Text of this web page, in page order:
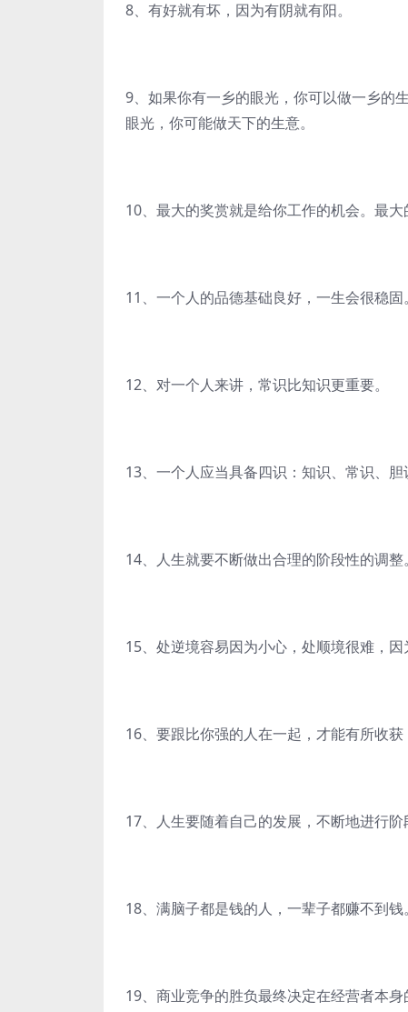
8、有好就有坏，因为有阴就有阳。
9、如果你有一乡的眼光，你可以做一乡的
眼光，你可能做天下的生意。
10、最大的奖赏就是给你工作的机会。最
11、一个人的品德基础良好，一生会很稳固。
12、对一个人来讲，常识比知识更重要。
13、一个人应当具备四识：知识、常识、胆
14、人生就要不断做出合理的阶段性的调整。
15、处逆境容易因为小心，处顺境很难，因
16、要跟比你强的人在一起，才能有所收获
17、人生要随着自己的发展，不断地进行阶
18、满脑子都是钱的人，一辈子都赚不到钱。
19、商业竞争的胜负最终决定在经营者本身